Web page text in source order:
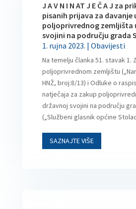
J A V N I N AT J E Č A J za
pisanih prijava za davanje
poljoprivrednog zemljišta
svojini na području grada
1. rujna 2023. | Obavijesti
Na temelju članka 51. stavak 1.
poljoprivrednom zemljištu
HNŽ, broj:8/13) i Odluke o
natječaja za zakup
državnoj svojini na području
(„Službeni glasnik općine
SAZNAJTE VIŠE